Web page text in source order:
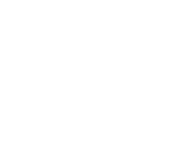
Anlagen gestartet